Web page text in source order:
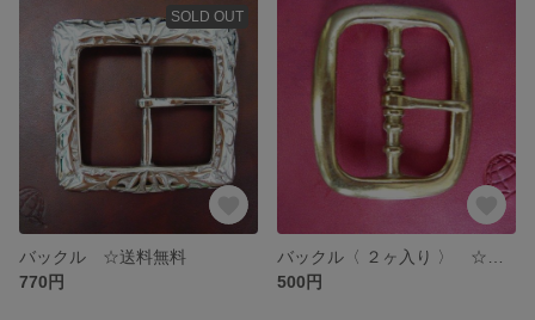
SOLD OUT
バックル ☆送料無料
770円
500円